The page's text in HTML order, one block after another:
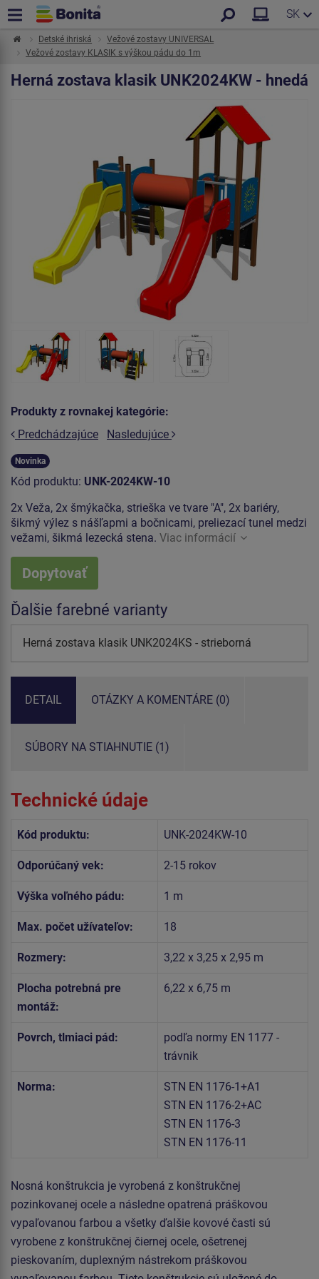
SK
Detské ihriská
Vežové zostavy UNIVERSAL
Vežové zostavy KLASIK s výškou pádu do 1m
Herná zostava klasik UNK2024KW - hnedá
Produkty z rovnakej kategórie:
Predchádzajúce
Nasledujúce
Novinka
Kód produktu: UNK-2024KW-10
2x Veža, 2x šmýkačka, strieška ve tvare "A", 2x bariéry,
šikmý výlez s nášľapmi a bočnicami, preliezací tunel medzi
vežami, šikmá lezecká stena. Viac informácií
Dopytovať
Ďalšie farebné varianty
Herná zostava klasik UNK2024KS - strieborná
DETAIL OTÁZKY A KOMENTÁRE (0)
SÚBORY NA STIAHNUTIE (1)
Technické údaje
Kód produktu: UNK-2024KW-10
Odporúčaný vek: 2-15 rokov
Výška voľného pádu: 1 m
Max. počet užívateľov: 18
Rozmery: 3,22 x 3,25 x 2,95 m
Plocha potrebná pre
montáž:
6,22 x 6,75 m
Povrch, tlmiaci pád:
podľa normy EN 1177 -
trávnik
Norma:
STN EN 1176-1+A1
STN EN 1176-2+AC
STN EN 1176-3
STN EN 1176-11
Nosná konštrukcia je vyrobená z konštrukčnej
pozinkovanej ocele a následne opatrená práškovou
vypaľovanou farbou a všetky ďalšie kovové časti sú
vyrobene z konštrukčnej čiernej ocele, ošetrenej
pieskovaním, duplexným nástrekom práškovou